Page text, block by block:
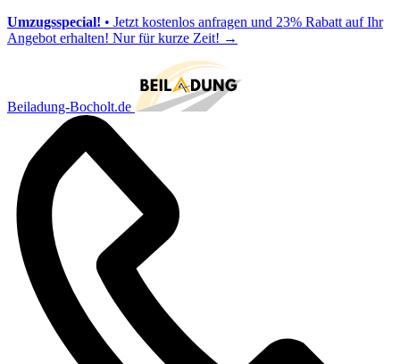
Umzugsspecial! • Jetzt kostenlos anfragen und 23% Rabatt auf Ihr
Angebot erhalten! Nur für kurze Zeit! →
Beiladung-Bocholt.de